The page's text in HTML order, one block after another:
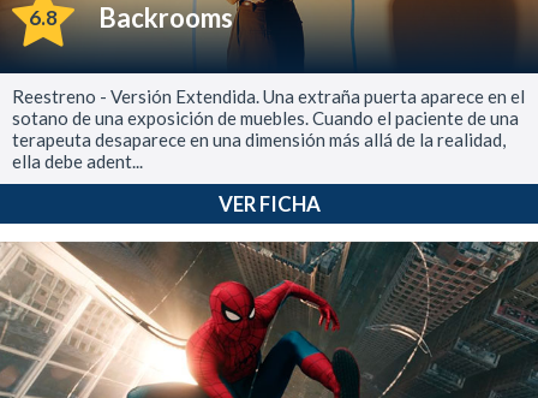
6.8 Backrooms
Reestreno - Versión Extendida. Una extraña puerta aparece en el
sotano de una exposición de muebles. Cuando el paciente de una
terapeuta desaparece en una dimensión más allá de la realidad,
ella debe adent...
VER FICHA